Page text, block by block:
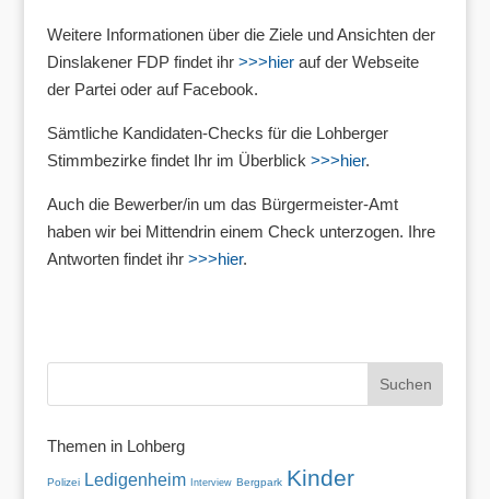
Weitere Informationen über die Ziele und Ansichten der
Dinslakener FDP findet ihr >>>hierauf der Webseite
der Partei oder auf Facebook.
Sämtliche Kandidaten-Checks für die Lohberger
Stimmbezirke findet Ihr im Überblick >>>hier.
Auch die Bewerber/in um das Bürgermeister-Amt
haben wir bei Mittendrin einem Check unterzogen. Ihre
Antworten findet ihr >>>hier.
Themen in Lohberg
Polizei Ledigenheim Interview Bergpark Kinder